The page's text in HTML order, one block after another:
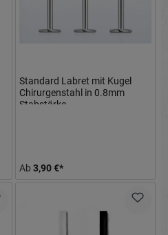
Standard Labret mit Kugel
Chirurgenstahl in 0.8mm
Stabstärke
Ab 3,90 €*